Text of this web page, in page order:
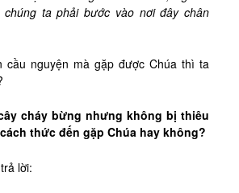
ta phải bước vào nơi đây chân
cầu nguyện mà gặp được Chúa thì ta
cháy bừng nhưng không bị thiêu
thức đến gặp Chúa hay không?
lời: